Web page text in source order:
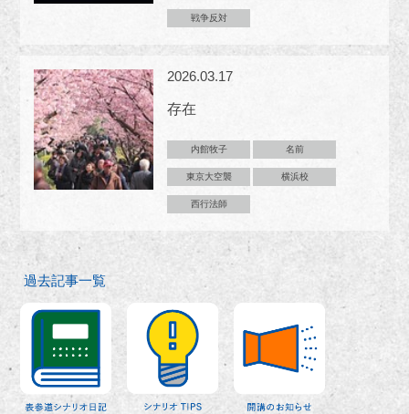
戦争反対
2026.03.17
存在
内館牧子 名前
東京大空襲 横浜校
西行法師
過去記事一覧